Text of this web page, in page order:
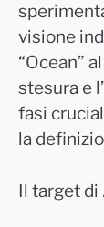
visione
“Ocean”
stesura e
fasi
la
Il target di